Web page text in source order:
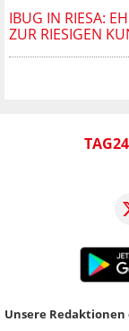
IBUG IN RIESA:
ZUR RIESIGEN
Unsere